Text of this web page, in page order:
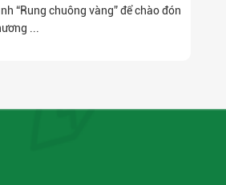
“Rung chuông vàng” để chào đón
...